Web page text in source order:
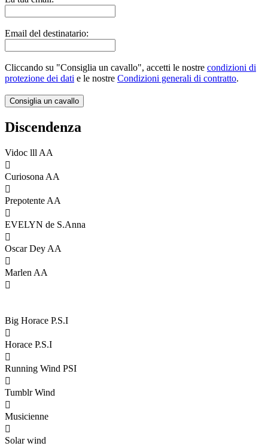
Email del destinatario:
Cliccando su "Consiglia un cavallo", accetti le nostre condizioni di
protezione dei dati e le nostre Condizioni generali di contratto.
Discendenza
Vidoc lll AA

Curiosona AA

Prepotente AA

EVELYN de S.Anna

Oscar Dey AA

Marlen AA

Big Horace P.S.I

Horace P.S.I

Running Wind PSI

Tumblr Wind

Musicienne

Solar wind